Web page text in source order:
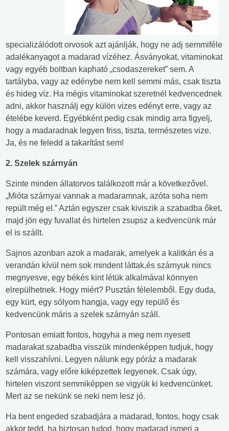
specializálódott orvosok azt ajánlják, hogy ne adj semmiféle
adalékanyagot a madarad vízéhez. Ásványokat, vitaminokat
vagy egyéb boltban kapható „csodaszereket” sem. A
tartályba, vagy az edénybe nem kell semmi más, csak tiszta
és hideg víz. Ha mégis vitaminokat szeretnél kedvencednek
adni, akkor használj egy külön vizes edényt erre, vagy az
ételébe keverd. Egyébként pedig csak mindig arra figyelj,
hogy a madaradnak legyen friss, tiszta, természetes vize.
Ja, és ne feledd a takarítást sem!
2. Szelek szárnyán
Szinte minden állatorvos találkozott már a következővel.
„Mióta szárnyai vannak a madaramnak, azóta soha nem
repült még el.” Aztán egyszer csak kiviszik a szabadba őket,
majd jön egy fuvallat és hirtelen zsupsz a kedvencünk már
el is szállt.
Sajnos azonban azok a madarak, amelyek a kalitkán és a
verandán kívül nem sok mindent láttak,és szárnyuk nincs
megnyesve, egy békés kint létük alkalmával könnyen
elrepülhetnek. Hogy miért? Pusztán félelemből. Egy duda,
egy kürt, egy sólyom hangja, vagy egy repülő és
kedvencünk máris a szelek szárnyán száll.
Pontosan emiatt fontos, hogyha a meg nem nyesett
madarakat szabadba visszük mindenképpen tudjuk, hogy
kell visszahívni. Legyen nálunk egy póráz a madarak
számára, vagy előre kiképzettek legyenek. Csak úgy,
hirtelen viszont semmiképpen se vigyük ki kedvencünket.
Mert az se nekünk se neki nem lesz jó.
Ha bent engeded szabadjára a madarad, fontos, hogy csak
akkor tedd, ha biztosan tudod, hogy madarad ismeri a